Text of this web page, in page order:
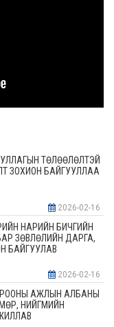
ТӨЛӨӨЛӨЛТЭЙ
ЗОХИОН БАЙГУУЛЛАА
2026-02-16
НАРИЙН БИЧГИЙН
ЗӨВЛӨЛИЙН ДАРГА,
БАЙГУУЛАВ
2026-02-16
АЖЛЫН АЛБАНЫ
НИЙГМИЙН